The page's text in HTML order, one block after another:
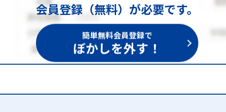
会員登録（無料）が必要です。
簡単無料会員登録で
ぼかしを外す！